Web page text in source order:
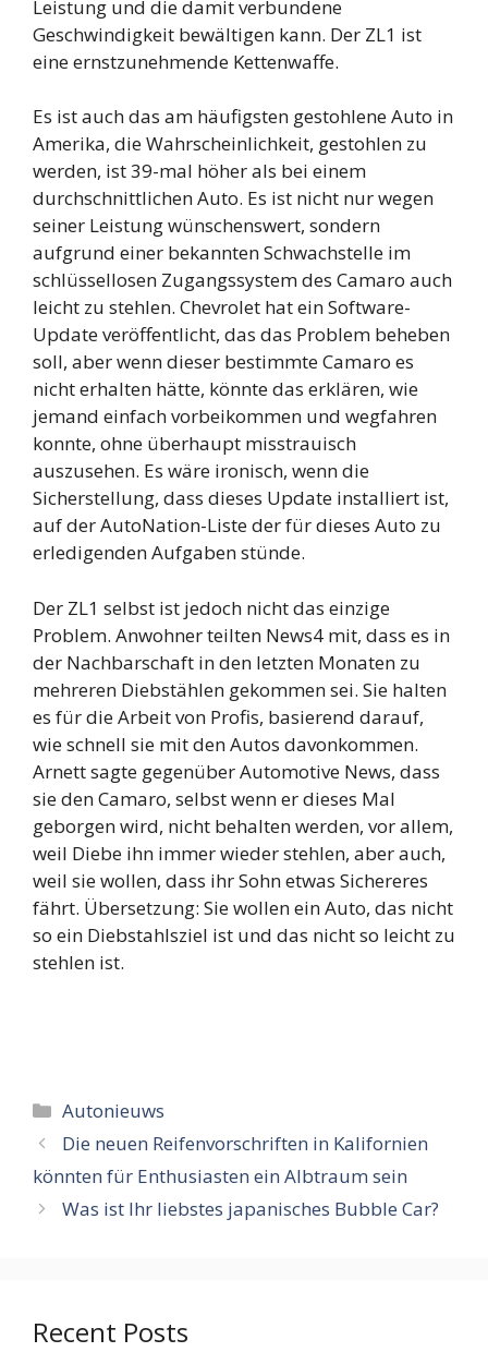
Leistung und die damit verbundene
Geschwindigkeit bewältigen kann. Der ZL1 ist
eine ernstzunehmende Kettenwaffe.
Es ist auch das am häufigsten gestohlene Auto in
Amerika, die Wahrscheinlichkeit, gestohlen zu
werden, ist 39-mal höher als bei einem
durchschnittlichen Auto. Es ist nicht nur wegen
seiner Leistung wünschenswert, sondern
aufgrund einer bekannten Schwachstelle im
schlüssellosen Zugangssystem des Camaro auch
leicht zu stehlen. Chevrolet hat ein Software-
Update veröffentlicht, das das Problem beheben
soll, aber wenn dieser bestimmte Camaro es
nicht erhalten hätte, könnte das erklären, wie
jemand einfach vorbeikommen und wegfahren
konnte, ohne überhaupt misstrauisch
auszusehen. Es wäre ironisch, wenn die
Sicherstellung, dass dieses Update installiert ist,
auf der AutoNation-Liste der für dieses Auto zu
erledigenden Aufgaben stünde.
Der ZL1 selbst ist jedoch nicht das einzige
Problem. Anwohner teilten News4 mit, dass es in
der Nachbarschaft in den letzten Monaten zu
mehreren Diebstählen gekommen sei. Sie halten
es für die Arbeit von Profis, basierend darauf,
wie schnell sie mit den Autos davonkommen.
Arnett sagte gegenüber Automotive News, dass
sie den Camaro, selbst wenn er dieses Mal
geborgen wird, nicht behalten werden, vor allem,
weil Diebe ihn immer wieder stehlen, aber auch,
weil sie wollen, dass ihr Sohn etwas Sichereres
fährt. Übersetzung: Sie wollen ein Auto, das nicht
so ein Diebstahlsziel ist und das nicht so leicht zu
stehlen ist.
Categorieën
Autonieuws
Die neuen Reifenvorschriften in Kalifornien
könnten für Enthusiasten ein Albtraum sein
Was ist Ihr liebstes japanisches Bubble Car?
Recent Posts